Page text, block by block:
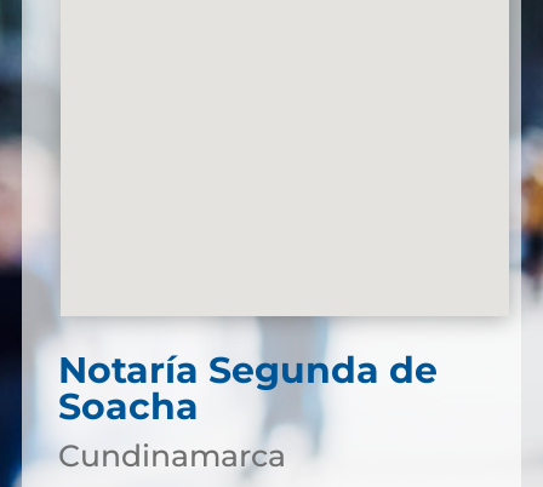
Notaría Segunda de
Soacha
Cundinamarca